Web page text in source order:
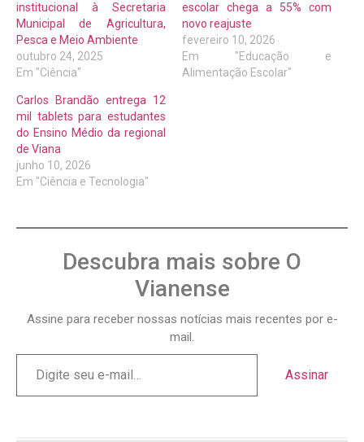
institucional à Secretaria
Municipal de Agricultura,
Pesca e Meio Ambiente
outubro 24, 2025
Em "Ciência"
escolar chega a 55% com
novo reajuste
fevereiro 10, 2026
Em "Educação e
Alimentação Escolar"
Carlos Brandão entrega 12
mil tablets para estudantes
do Ensino Médio da regional
de Viana
junho 10, 2026
Em "Ciência e Tecnologia"
Descubra mais sobre O
Vianense
Assine para receber nossas notícias mais recentes por e-
mail.
Assinar